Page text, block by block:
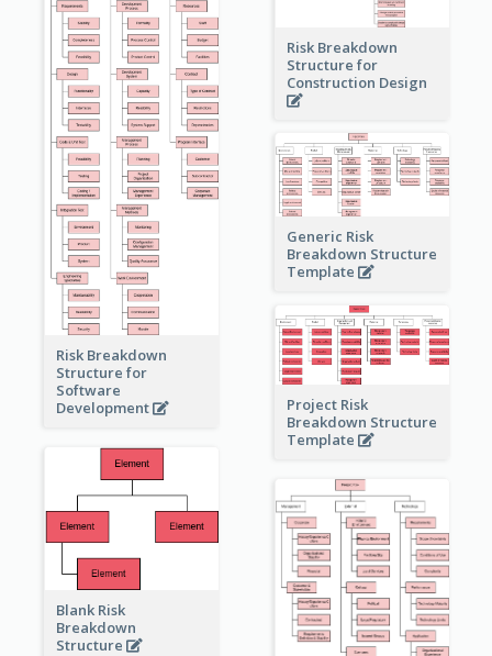
Risk Breakdown
Structure for
Construction Design
Risk Breakdown
Structure for
Software
Development
Generic Risk
Breakdown Structure
Template
Project Risk
Breakdown Structure
Template
Blank Risk
Breakdown
Structure